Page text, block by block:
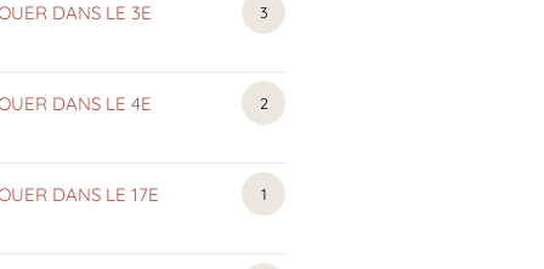
DANS LE 3E 3APPARTEMENTS
DANS LE 4E 2APPARTEMENTS
DANS LE 17E 1APPARTEMENTS